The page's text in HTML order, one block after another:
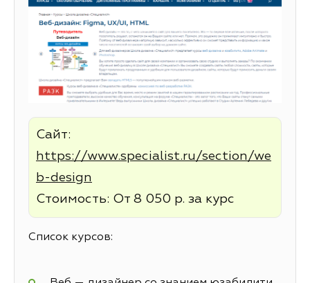
Сайт:
https://www.specialist.ru/section/we
b-design
Стоимость: От 8 050 р. за курс
Список курсов: